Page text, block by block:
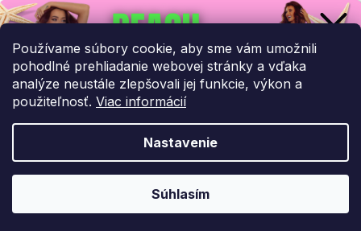
Používame súbory cookie, aby sme vám umožnili
pohodlné prehliadanie webovej stránky a vďaka
analýze neustále zlepšovali jej funkcie, výkon a
použiteľnosť. Viac informácií
Nastavenie
Súhlasím
Výpredaj
Vytvoril Shoptet
Copyright 2026ENEMIQ.SK. Všetky práva vyhradené.
UPLATNIŤ ZĽAVU!